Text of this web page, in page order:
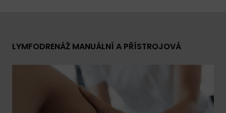
LYMFODRENÁŽ MANUÁLNÍ A PŘÍSTROJOVÁ